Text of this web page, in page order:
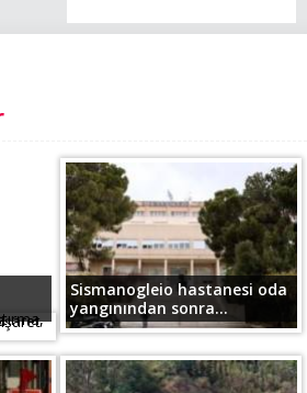
Sismanogleio hastanesi oda
yangınından sonra...